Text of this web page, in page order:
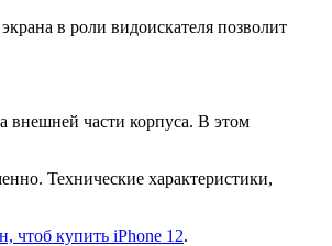
в роли видоискателя позволит
внешней части корпуса. В этом
Технические характеристики,
чтоб купить iPhone 12.